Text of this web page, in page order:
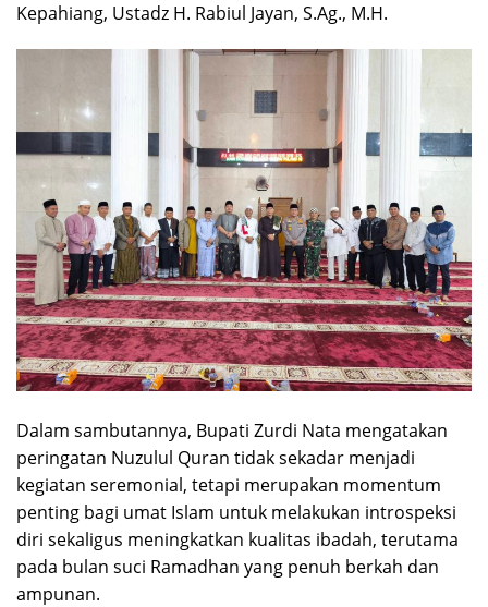
Kepahiang, Ustadz H. Rabiul Jayan, S.Ag., M.H.
Dalam sambutannya, Bupati Zurdi Nata mengatakan
peringatan Nuzulul Quran tidak sekadar menjadi
kegiatan seremonial, tetapi merupakan momentum
penting bagi umat Islam untuk melakukan introspeksi
diri sekaligus meningkatkan kualitas ibadah, terutama
pada bulan suci Ramadhan yang penuh berkah dan
ampunan.